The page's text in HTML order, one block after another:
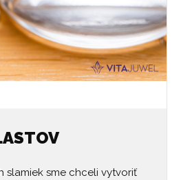
slamiek sme chceli vytvoriť